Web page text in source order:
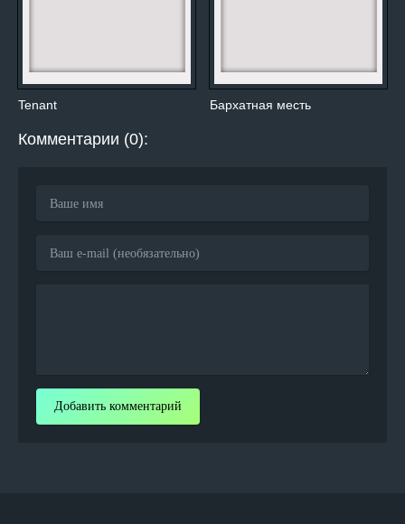
Tenant Бархатная месть
Комментарии (0):
Добавить комментарий